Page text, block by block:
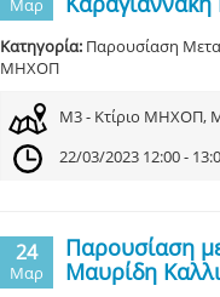
Μαρ
Κατηγορία: Παρουσίαση
ΜΗΧΟΠ
Μ3 - Κτίριο ΜΗΧΟΠ,
22/03/2023 12:00 -
24
Μαρ
Παρουσίαση
Μαυρίδη